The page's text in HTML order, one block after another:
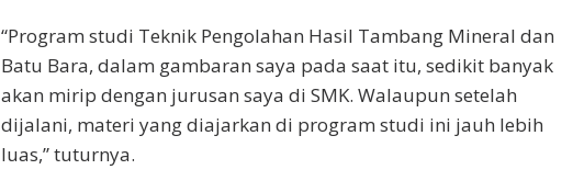
“Program studi Teknik Pengolahan Hasil Tambang Mineral dan
Batu Bara, dalam gambaran saya pada saat itu, sedikit banyak
akan mirip dengan jurusan saya di SMK. Walaupun setelah
dijalani, materi yang diajarkan di program studi ini jauh lebih
luas,” tuturnya.